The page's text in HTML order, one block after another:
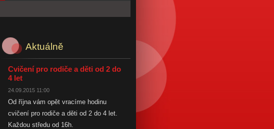
Aktuálně
Cvičení pro rodiče a děti od 2 do
4 let
24.09.2015 11:00
Od října vám opět vracíme hodinu
cvičení pro rodiče a děti od 2 do 4 let.
Každou středu od 16h.